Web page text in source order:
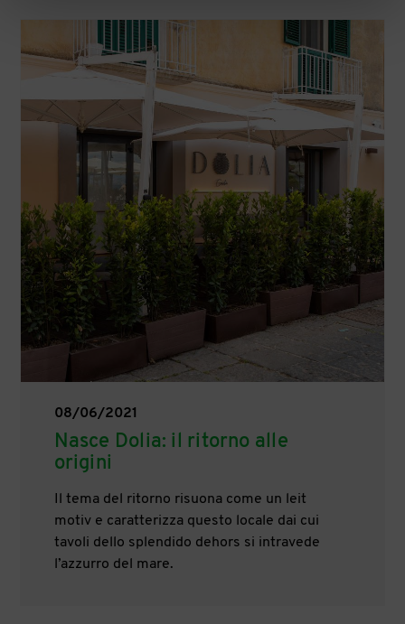
08/06/2021
Nasce Dolia: il ritorno alle
origini
Il tema del ritorno risuona come un leit
motiv e caratterizza questo locale dai cui
tavoli dello splendido dehors si intravede
l’azzurro del mare.